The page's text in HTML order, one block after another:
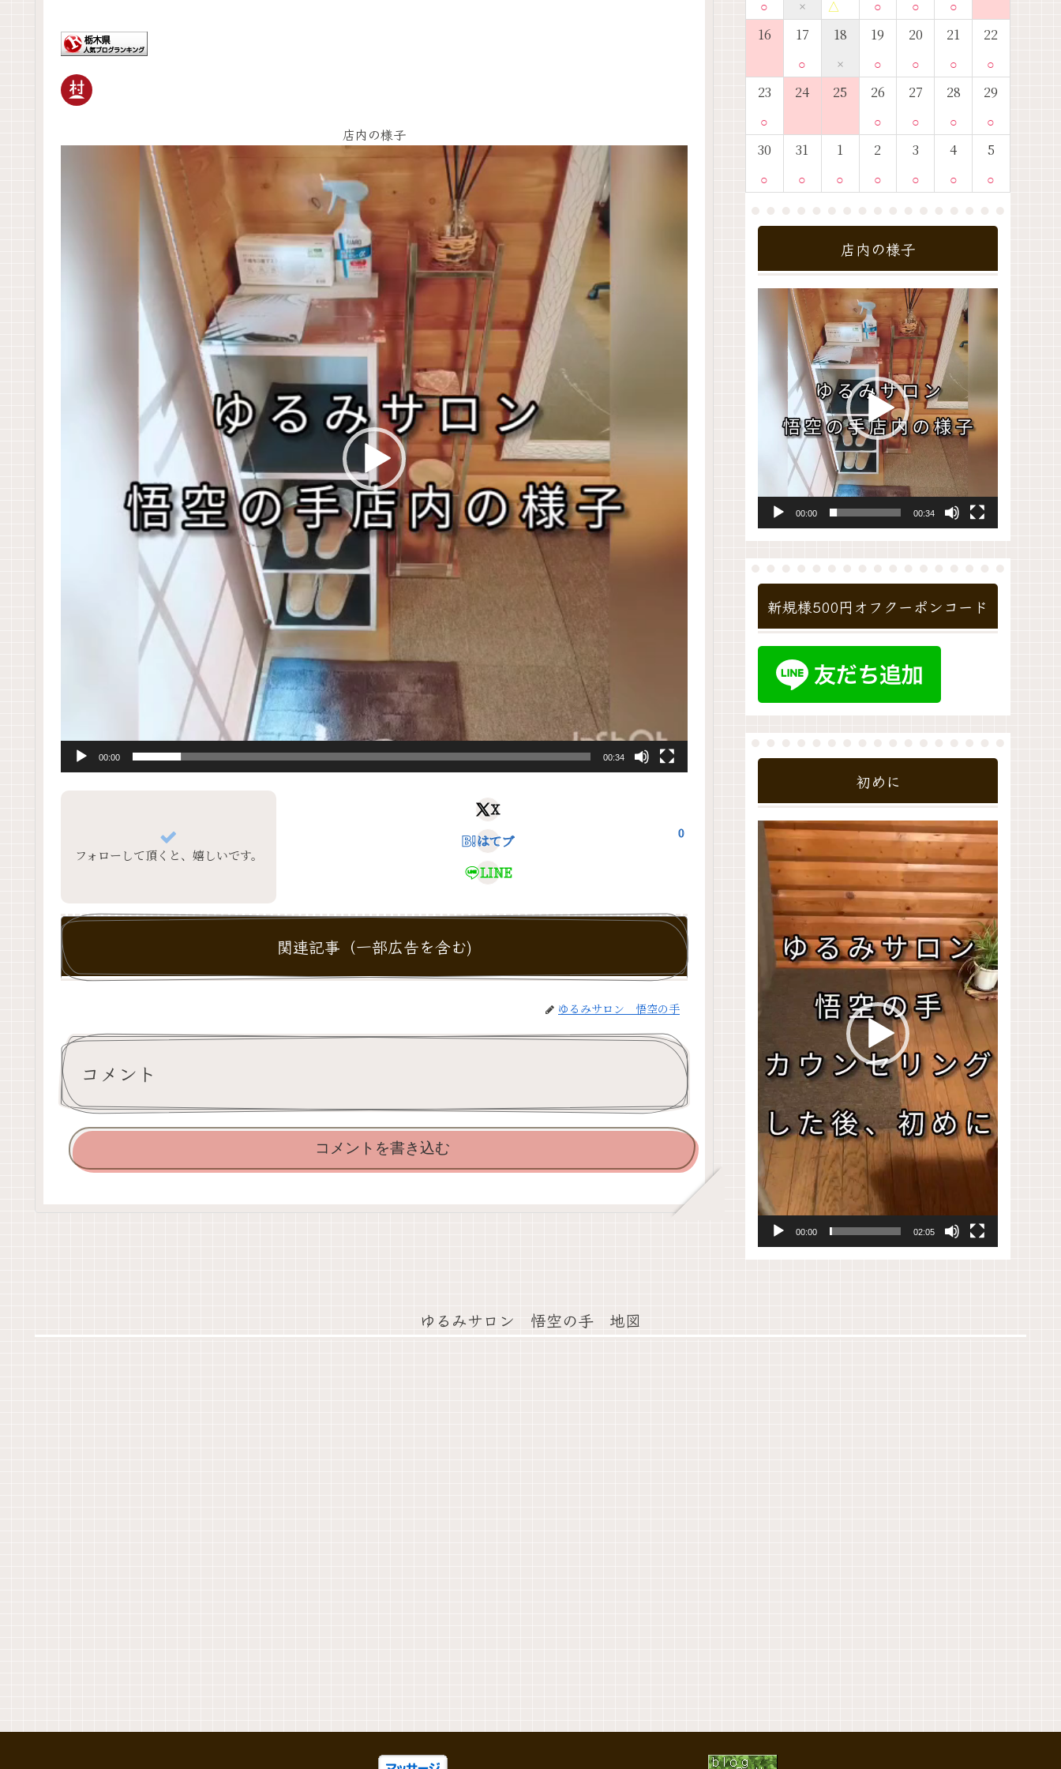
店内の様子
00:00 00:34
フォローして頂くと、嬉しいです。
X
はてブ
0
LINE
関連記事（一部広告を含む)
ゆるみサロン 悟空の手
コメント
コメントを書き込む
○ × △ ○ ○ ○
16 17
○
18
×
19
○
20
○
21
○
22
○
23
○
24 25 26
○
27
○
28
○
29
○
30
○
31
○
1
○
2
○
3
○
4
○
5
○
店内の様子
00:00 00:34
新規様500円オフクーポンコード
初めに
動
画
00:00 02:05
ゆるみサロン 悟空の手 地図